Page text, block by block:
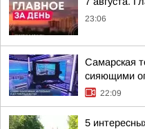
23:06
Самарская
сияющими
22:09
5